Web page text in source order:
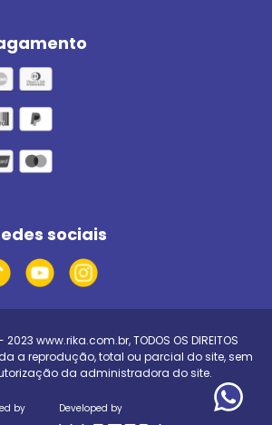
sociais
2023 www.rika.com.br, TODOS OS DIREITOS
a reprodução, total ou parcial do site, sem
da administradora do site.
by Developed by